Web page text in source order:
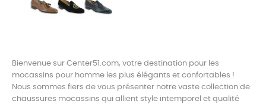
Bienvenue sur Center51.com, votre destination pour les
mocassins pour homme les plus élégants et confortables !
Nous sommes fiers de vous présenter notre vaste collection de
chaussures mocassins qui allient style intemporel et qualité